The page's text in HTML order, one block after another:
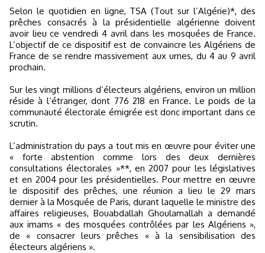
Selon le quotidien en ligne, TSA (Tout sur l’Algérie)*, des
prêches consacrés à la présidentielle algérienne doivent
avoir lieu ce vendredi 4 avril dans les mosquées de France.
L’objectif de ce dispositif est de convaincre les Algériens de
France de se rendre massivement aux urnes, du 4 au 9 avril
prochain.
Sur les vingt millions d’électeurs algériens, environ un million
réside à l’étranger, dont 776 218 en France. Le poids de la
communauté électorale émigrée est donc important dans ce
scrutin.
L’administration du pays a tout mis en œuvre pour éviter une
« forte abstention comme lors des deux dernières
consultations électorales »**, en 2007 pour les législatives
et en 2004 pour les présidentielles. Pour mettre en œuvre
le dispositif des prêches, une réunion a lieu le 29 mars
dernier à la Mosquée de Paris, durant laquelle le ministre des
affaires religieuses, Bouabdallah Ghoulamallah a demandé
aux imams « des mosquées contrôlées par les Algériens »,
de « consacrer leurs prêches « à la sensibilisation des
électeurs algériens ».